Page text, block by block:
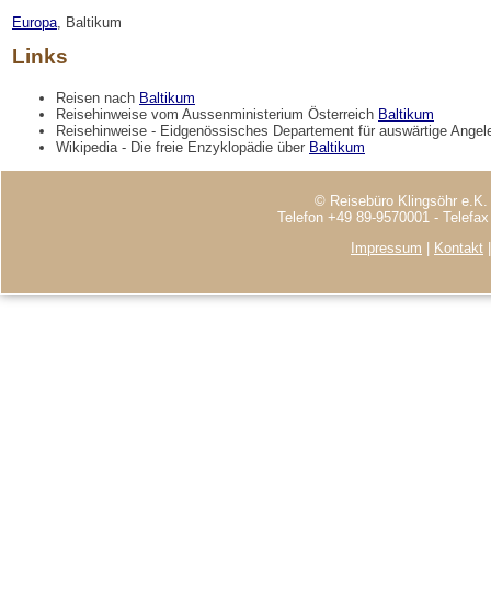
Europa , Baltikum
Links
Reisen nach Baltikum
Reisehinweise vom Aussenministerium Österreich Baltikum
Reisehinweise - Eidgenössisches Departement für auswärtige
Wikipedia - Die freie Enzyklopädie über Baltikum
© Reisebüro Klingsöhr
Telefon +49 89-9570001 -
Impressum
Kontakt